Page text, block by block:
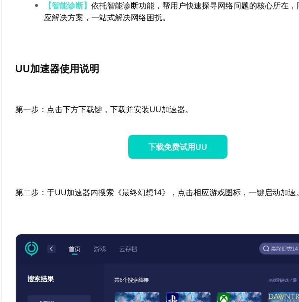
【智能诊断】依托智能诊断功能，帮用户快速探寻网络问题的核心所在
应解决方案，一站式解决网络困扰。
UU加速器使用说明
第一步：点击下方下载键，下载并安装UU加速器。
下载免费试用UU
第二步：于UU加速器内搜索《最终幻想14》，点击相应游戏图标，一键启动加速